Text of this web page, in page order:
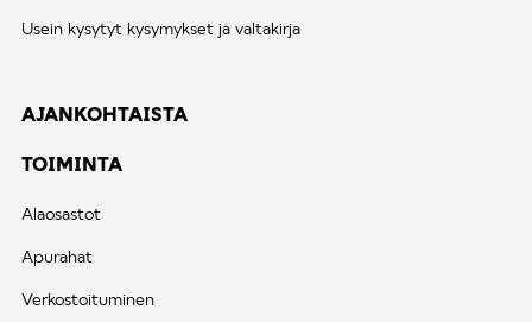
Usein kysytyt kysymykset ja valtakirja
AJANKOHTAISTA
TOIMINTA
Alaosastot
Apurahat
Verkostoituminen